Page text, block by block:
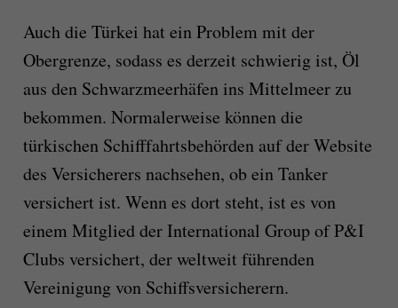
Auch die Türkei hat ein Problem mit der
Obergrenze, sodass es derzeit schwierig ist, Öl
aus den Schwarzmeerhäfen ins Mittelmeer zu
bekommen. Normalerweise können die
türkischen Schifffahrtsbehörden auf der Website
des Versicherers nachsehen, ob ein Tanker
versichert ist. Wenn es dort steht, ist es von
einem Mitglied der International Group of P&I
Clubs versichert, der weltweit führenden
Vereinigung von Schiffsversicherern.